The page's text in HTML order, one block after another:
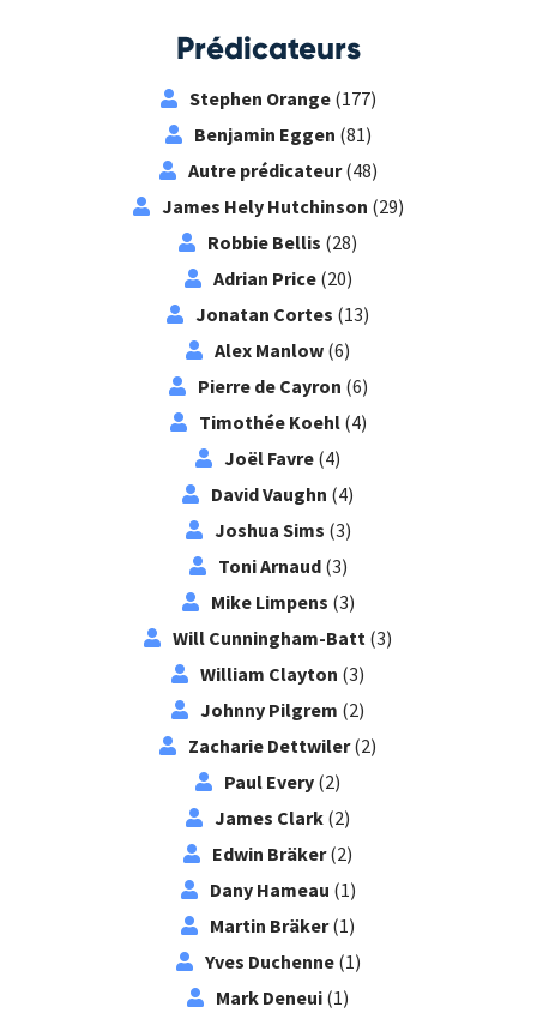
Prédicateurs
Stephen Orange(177)
Benjamin Eggen (81)
Autre prédicateur(48)
James Hely Hutchinson (29)
Robbie Bellis (28)
Adrian Price(20)
Jonatan Cortes (13)
Alex Manlow (6)
Pierre de Cayron (6)
Timothée Koehl(4)
Joël Favre (4)
David Vaughn (4)
Joshua Sims (3)
Toni Arnaud(3)
Mike Limpens (3)
Will Cunningham-Batt (3)
William Clayton (3)
Johnny Pilgrem (2)
Zacharie Dettwiler(2)
Paul Every (2)
James Clark (2)
Edwin Bräker(2)
Dany Hameau (1)
Martin Bräker(1)
Yves Duchenne(1)
Mark Deneui (1)